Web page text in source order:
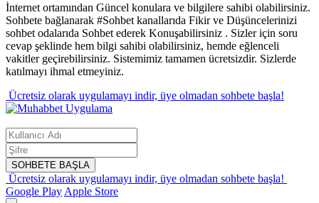
İnternet ortamından Güncel konulara ve bilgilere sahibi olabilirsiniz.
Sohbete bağlanarak #Sohbet kanallarıda Fikir ve Düşüncelerinizi
sohbet odalarıda Sohbet ederek Konuşabilirsiniz . Sizler için soru
cevap şeklinde hem bilgi sahibi olabilirsiniz, hemde eğlenceli
vakitler geçirebilirsiniz. Sistemimiz tamamen ücretsizdir. Sizlerde
katılmayı ihmal etmeyiniz.
Ücretsiz olarak uygulamayı indir, üye olmadan sohbete başla!
SOHBETE BAŞLA
Ücretsiz olarak uygulamayı indir, üye olmadan sohbete başla!
Google Play Apple Store